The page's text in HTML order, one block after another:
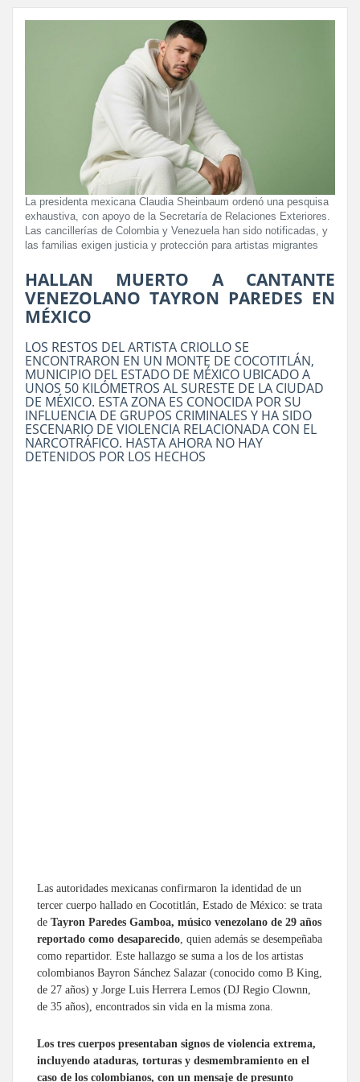
La presidenta mexicana Claudia Sheinbaum ordenó una pesquisa
exhaustiva, con apoyo de la Secretaría de Relaciones Exteriores.
Las cancillerías de Colombia y Venezuela han sido notificadas, y
las familias exigen justicia y protección para artistas migrantes
HALLAN MUERTO A CANTANTE
VENEZOLANO TAYRON PAREDES EN
MÉXICO
LOS RESTOS DEL ARTISTA CRIOLLO SE
ENCONTRARON EN UN MONTE DE COCOTITLÁN,
MUNICIPIO DEL ESTADO DE MÉXICO UBICADO A
UNOS 50 KILÓMETROS AL SURESTE DE LA CIUDAD
DE MÉXICO. ESTA ZONA ES CONOCIDA POR SU
INFLUENCIA DE GRUPOS CRIMINALES Y HA SIDO
ESCENARIO DE VIOLENCIA RELACIONADA CON EL
NARCOTRÁFICO. HASTA AHORA NO HAY
DETENIDOS POR LOS HECHOS
Las autoridades mexicanas confirmaron la identidad de un
tercer cuerpo hallado en Cocotitlán, Estado de México: se trata
de Tayron Paredes Gamboa, músico venezolano de 29 años
reportado como desaparecido, quien además se desempeñaba
como repartidor. Este hallazgo se suma a los de los artistas
colombianos Bayron Sánchez Salazar (conocido como B King,
de 27 años) y Jorge Luis Herrera Lemos (DJ Regio Clownn,
de 35 años), encontrados sin vida en la misma zona.
Los tres cuerpos presentaban signos de violencia extrema,
incluyendo ataduras, torturas y desmembramiento en el
caso de los colombianos, con un mensaje de presunto